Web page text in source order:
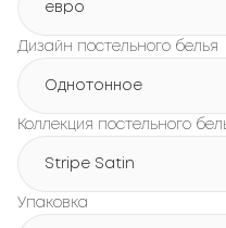
евро
Дизайн постельного белья
Однотонное
Коллекция постельного
Stripe Satin
Упаковка